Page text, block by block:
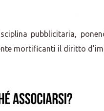
pubblicitaria,
mortificanti il diritto